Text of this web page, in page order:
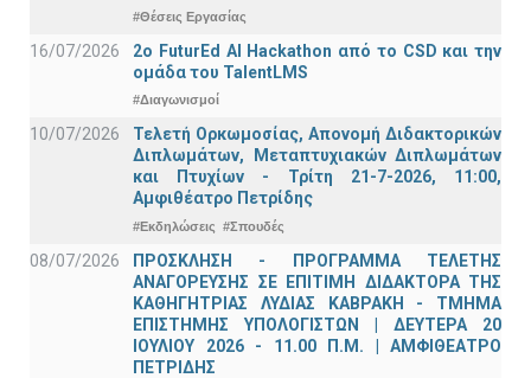
#Θέσεις Εργασίας
16/07/2026
2o FuturEd AI Hackathon από το CSD και την
ομάδα του TalentLMS
#Διαγωνισμοί
10/07/2026
Τελετή Ορκωμοσίας, Απονομή Διδακτορικών
Διπλωμάτων, Μεταπτυχιακών Διπλωμάτων
και Πτυχίων - Τρίτη 21-7-2026, 11:00,
Αμφιθέατρο Πετρίδης
#Εκδηλώσεις #Σπουδές
08/07/2026
ΠΡΟΣΚΛΗΣΗ - ΠΡΟΓΡΑΜΜΑ ΤΕΛΕΤΗΣ
ΑΝΑΓΟΡΕΥΣΗΣ ΣΕ ΕΠΙΤΙΜΗ ΔΙΔΑΚΤΟΡΑ ΤΗΣ
ΚΑΘΗΓΗΤΡΙΑΣ ΛΥΔΙΑΣ ΚΑΒΡΑΚΗ - ΤΜΗΜΑ
ΕΠΙΣΤΗΜΗΣ ΥΠΟΛΟΓΙΣΤΩΝ | ΔΕΥΤΕΡΑ 20
ΙΟΥΛΙΟΥ 2026 - 11.00 Π.Μ. | ΑΜΦΙΘΕΑΤΡΟ
ΠΕΤΡΙΔΗΣ